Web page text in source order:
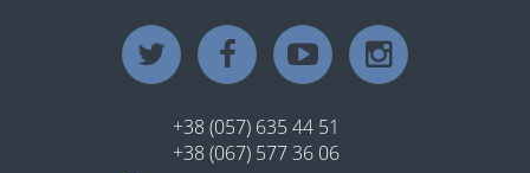
+38 (057) 635 44 51
+38 (067) 577 36 06